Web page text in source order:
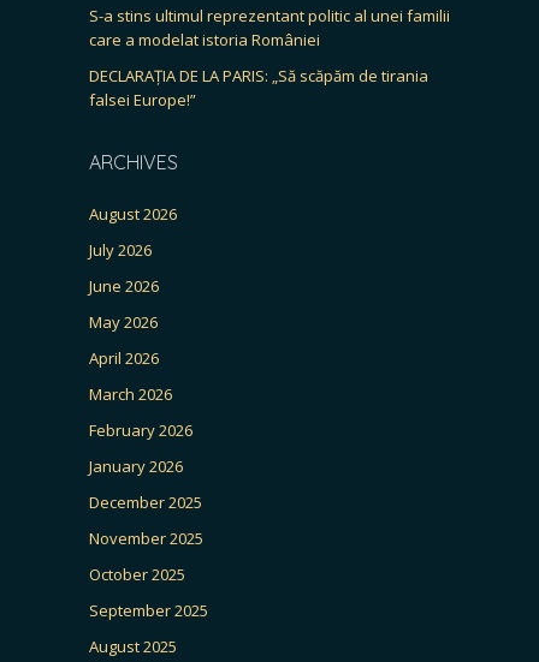
S-a stins ultimul reprezentant politic al unei familii
care a modelat istoria României
DECLARAȚIA DE LA PARIS: „Să scăpăm de tirania
falsei Europe!”
ARCHIVES
August 2026
July 2026
June 2026
May 2026
April 2026
March 2026
February 2026
January 2026
December 2025
November 2025
October 2025
September 2025
August 2025